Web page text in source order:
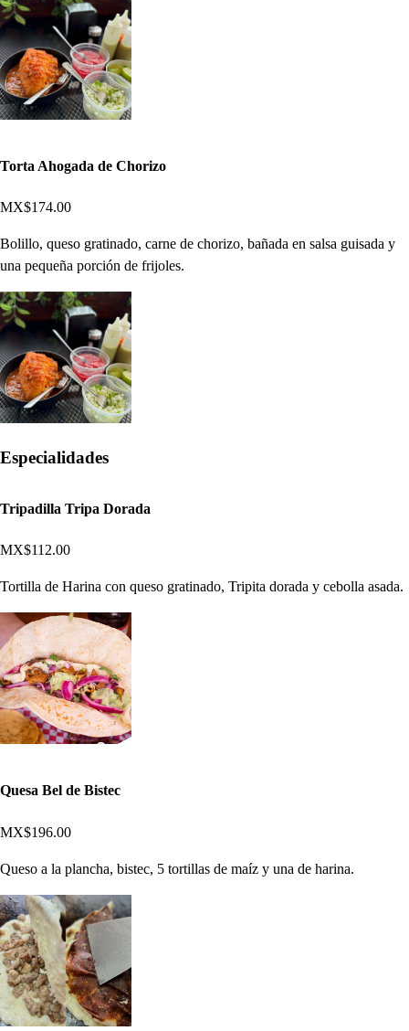
Torta Ahogada de Chorizo
MX$174.00
Bolillo, queso gratinado, carne de chorizo, bañada en salsa guisada y
una pequeña porción de frijoles.
Especialidades
Tripadilla Tripa Dorada
MX$112.00
Tortilla de Harina con queso gratinado, Tripita dorada y cebolla asada.
Quesa Bel de Bistec
MX$196.00
Queso a la plancha, bistec, 5 tortillas de maíz y una de harina.